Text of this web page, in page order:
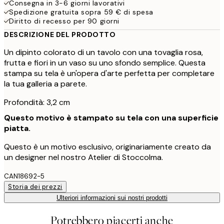
Consegna in 3-6 giorni lavorativi
Spedizione gratuita sopra 59 € di spesa
Diritto di recesso per 90 giorni
DESCRIZIONE DEL PRODOTTO
Un dipinto colorato di un tavolo con una tovaglia rosa,
frutta e fiori in un vaso su uno sfondo semplice. Questa
stampa su tela è un'opera d'arte perfetta per completare
la tua galleria a parete.
Profondità: 3,2 cm
Questo motivo è stampato su tela con una superficie
piatta.
Questo è un motivo esclusivo, originariamente creato da
un designer nel nostro Atelier di Stoccolma.
CAN18692-5
Storia dei prezzi
Ulteriori informazioni sui nostri prodotti
Potrebbero piacerti anche